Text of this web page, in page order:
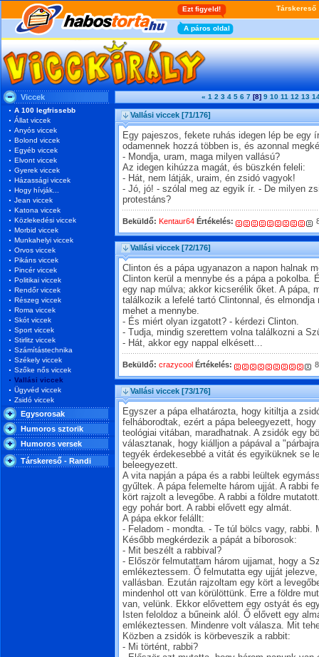
Viccek
A 100 legfrissebb
Állat viccek
Anyós viccek
Bolond viccek
Egyéb viccek
Elvont viccek
Gyerek viccek
Házassági viccek
Hogy hívják...
Jean viccek
Katona viccek
Közlekedési viccek
Morbid viccek
Munkahelyi viccek
Orvos viccek
Pikáns viccek
Pincér viccek
Politikai viccek
Rendőr viccek
Részeg viccek
Roma viccek
Skót viccek
Sport viccek
Stirlitz viccek
Számítástechnika
Székely viccek
Szőke nős viccek
Vallási viccek
Ügyvéd viccek
Zsidó viccek
Egysorosak
Humoros sztorik
Humoros versek
Társkereső - Randi
« 1 2 3 4 5 6 7 [8] 9 10 11 12 13
Vallási viccek [71/176]
Egy pajeszos, fekete ruhás idegen lép be egy
odamennek hozzá többen is, és azonnal
- Mondja, uram, maga milyen vallású?
Az idegen kihúzza magát, és büszkén feleli:
- Hát, nem látják, uraim, én zsidó vagyok!
- Jó, jó! - szólal meg az egyik ír. - De milyen
protestáns?
Beküldő: Kentaur64 Értékelés:
Vallási viccek [72/176]
Clinton és a pápa ugyanazon a napon halnak
Clinton kerül a mennybe és a pápa a pokolba.
egy nap múlva; akkor kicserélik őket. A pápa,
találkozik a lefelé tartó Clintonnal, és
mehet a mennybe.
- És miért olyan izgatott? - kérdezi Clinton.
- Tudja, mindig szerettem volna találkozni a
- Hát, akkor egy nappal elkésett...
Beküldő: crazycool Értékelés:
Vallási viccek [73/176]
Egyszer a pápa elhatározta, hogy kitiltja a
felháborodtak, ezért a pápa beleegyezett,
teológiai vitában, maradhatnak. A zsidók egy
választanak, hogy kiálljon a pápával a
tegyék érdekesebbé a vitát és egyiküknek se
beleegyezett.
A vita napján a pápa és a rabbi leültek
gyűltek. A pápa felemelte három ujját. A rabbi
kört rajzolt a levegőbe. A rabbi a földre
egy pohár bort. A rabbi elővett egy almát.
A pápa ekkor felállt:
- Feladom - mondta. - Te túl bölcs vagy, rabbi.
Később megkérdezik a pápát a bíborosok:
- Mit beszélt a rabbival?
- Először felmutattam három ujjamat, hogy a
emlékeztessem. Ő felmutatta egy ujját
vallásban. Ezután rajzoltam egy kört a
mindenhol ott van körülöttünk. Erre a földre
van, velünk. Ekkor elővettem egy ostyát és
Isten feloldoz a bűneink alól. Ő elővett egy
emlékeztessen. Mindenre volt válasza. Mit
Közben a zsidók is körbeveszik a rabbit:
- Mi történt, rabbi?